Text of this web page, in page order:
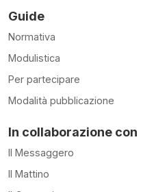
Guide
Normativa
Modulistica
Per partecipare
Modalità pubblicazione
In collaborazione con
Il Messaggero
Il Mattino